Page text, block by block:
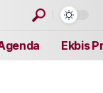
Ekbis